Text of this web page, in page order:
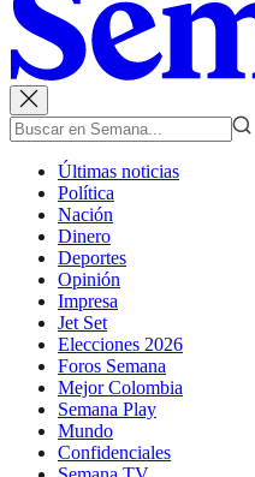
Últimas noticias
Política
Nación
Dinero
Deportes
Opinión
Impresa
Jet Set
Elecciones 2026
Foros Semana
Mejor Colombia
Semana Play
Mundo
Confidenciales